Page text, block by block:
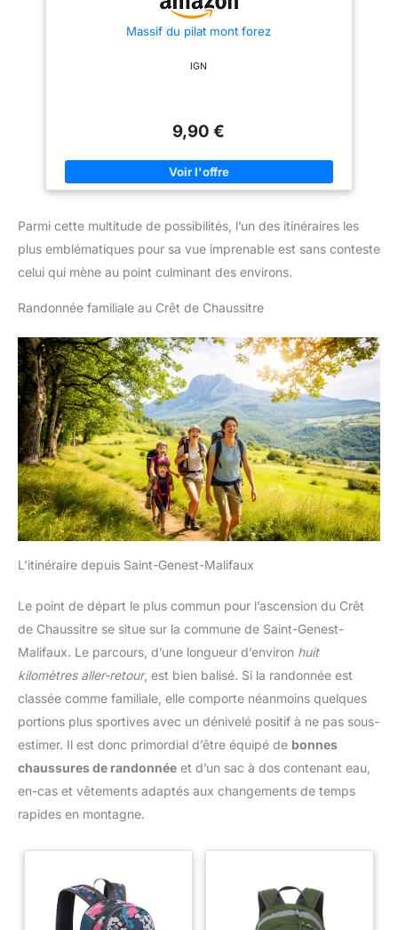
Massif du pilat mont forez
IGN
9,90 €
Parmi cette multitude de possibilités, l’un des itinéraires les
plus emblématiques pour sa vue imprenable est sans conteste
celui qui mène au point culminant des environs.
Randonnée familiale au Crêt de Chaussitre
L’itinéraire depuis Saint-Genest-Malifaux
Le point de départ le plus commun pour l’ascension du Crêt
de Chaussitre se situe sur la commune de Saint-Genest-
Malifaux. Le parcours, d’une longueur d’environ huit
kilomètres aller-retour, est bien balisé. Si la randonnée est
classée comme familiale, elle comporte néanmoins quelques
portions plus sportives avec un dénivelé positif à ne pas sous-
estimer. Il est donc primordial d’être équipé de bonnes
chaussures de randonnée et d’un sac à dos contenant eau,
en-cas et vêtements adaptés aux changements de temps
rapides en montagne.